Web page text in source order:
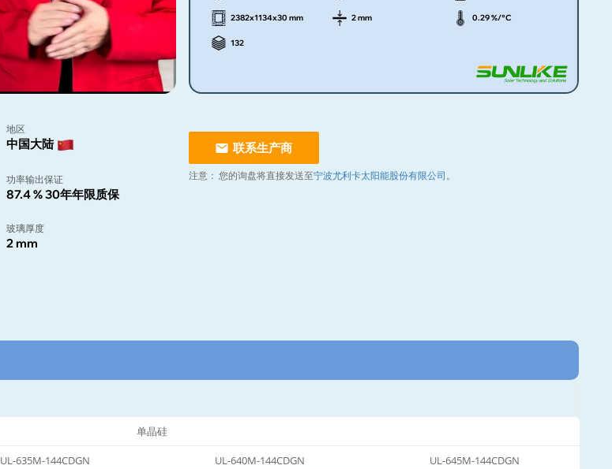
2382x1134x30 mm 2 mm 0.29 %/°C
132
地区
中国大陆
功率输出保证
87.4 % 30年年限质保
玻璃厚度
2 mm
联系生产商
注意： 您的询盘将直接发送至宁波尤利卡太阳能股份有限公司 。
单晶硅
UL-635M-144CDGN UL-640M-144CDGN UL-645M-144CDGN